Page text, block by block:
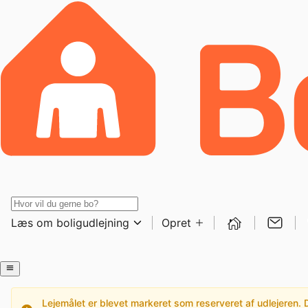
Læs om boligudlejning Opret
Lejemålet er blevet markeret som reserveret af